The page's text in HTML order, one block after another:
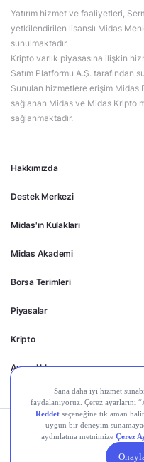
Hakkımızda
Destek Merkezi
Midas'ın Kulakları
Midas Akademi
Borsa Terimleri
Piyasalar
Kripto
Ayrıcalıklar
Yatırım hizmet ve faaliyetleri,
yetkilendirilen lisanslı Midas
sunulmaktadır.
Kripto varlık piyasasına ilişkin
Satım Platformu A.Ş. tarafından
Sunulan hizmetlere erişim Midas
sağlanan Midas ve Midas Kripto
sağlanmaktadır.
Kişisel Verilerin
Gizlilik